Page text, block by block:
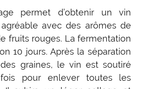
permet d’obtenir un vin
avec des arômes de
fruits rouges. La fermentation
10 jours. Après la séparation
graines, le vin est soutiré
fois pour enlever toutes les